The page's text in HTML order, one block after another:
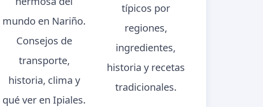
mundo en Nariño.
Consejos de
transporte,
historia, clima y
qué ver en Ipiales.
típicos por
regiones,
ingredientes,
historia y recetas
tradicionales.